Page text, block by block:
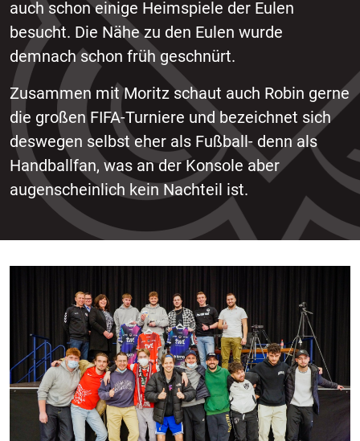
auch schon einige Heimspiele der Eulen
besucht. Die Nähe zu den Eulen wurde
demnach schon früh geschnürt.
Zusammen mit Moritz schaut auch Robin gerne
die großen FIFA-Turniere und bezeichnet sich
deswegen selbst eher als Fußball- denn als
Handballfan, was an der Konsole aber
augenscheinlich kein Nachteil ist.